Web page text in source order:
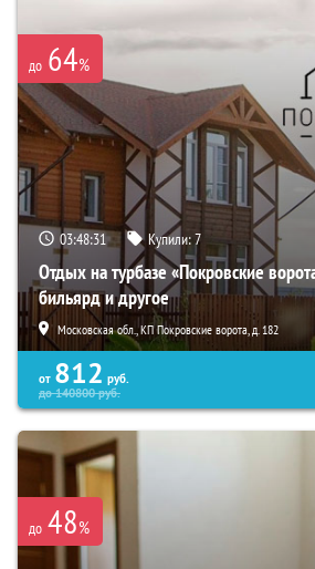
до 64%
03:48:29 Купили:7
Отдых на турбазе «Покровские
бильярд и другое
Московская обл., КП Покровские ворота, д. 182
от 812 руб.
до140800руб.
до 48%